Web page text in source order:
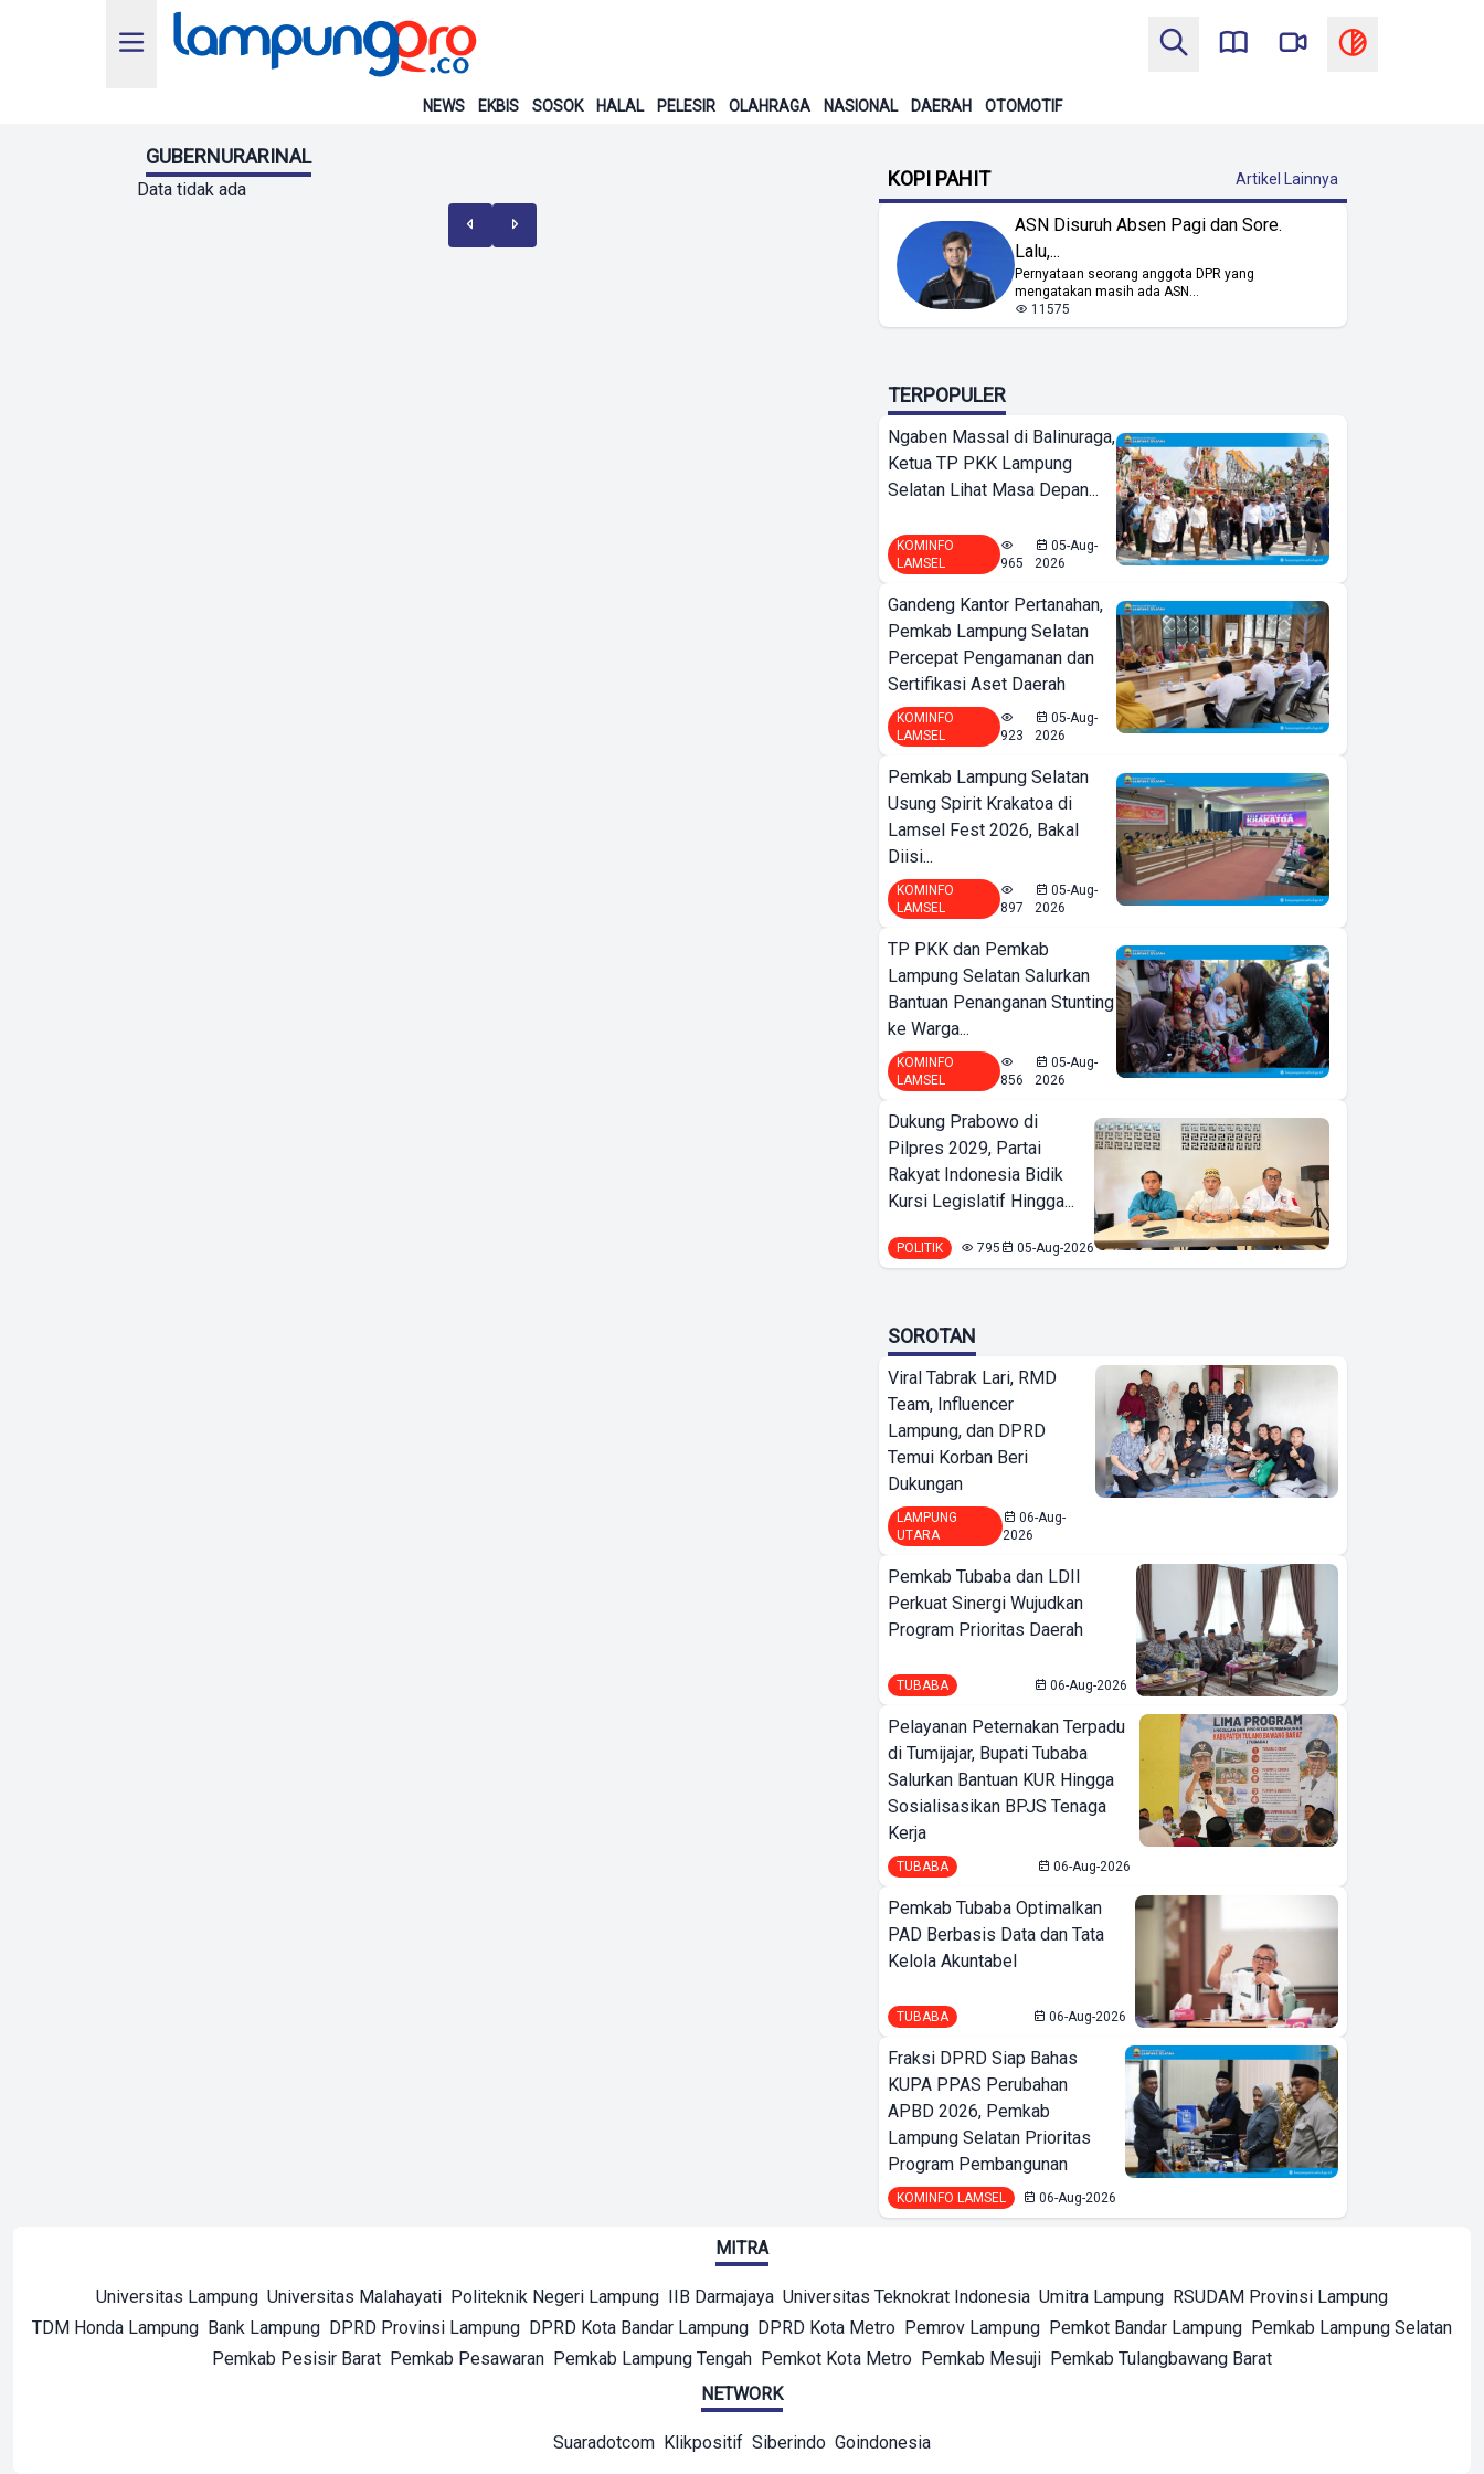
NEWS EKBIS SOSOK HALAL PELESIR OLAHRAGA NASIONAL DAERAH OTOMOTIF
GUBERNURARINAL
Data tidak ada KOPI PAHIT Artikel Lainnya
ASN Disuruh Absen Pagi dan Sore.
Lalu,...
Pernyataan seorang anggota DPR yang
mengatakan masih ada ASN...
11575
TERPOPULER
Ngaben Massal di Balinuraga,
Ketua TP PKK Lampung
Selatan Lihat Masa Depan...
KOMINFO
LAMSEL
965
05-Aug-
2026
Gandeng Kantor Pertanahan,
Pemkab Lampung Selatan
Percepat Pengamanan dan
Sertifikasi Aset Daerah
KOMINFO
LAMSEL
923
05-Aug-
2026
Pemkab Lampung Selatan
Usung Spirit Krakatoa di
Lamsel Fest 2026, Bakal
Diisi...
KOMINFO
LAMSEL
897
05-Aug-
2026
TP PKK dan Pemkab
Lampung Selatan Salurkan
Bantuan Penanganan Stunting
ke Warga...
KOMINFO
LAMSEL
856
05-Aug-
2026
Dukung Prabowo di
Pilpres 2029, Partai
Rakyat Indonesia Bidik
Kursi Legislatif Hingga...
POLITIK 795 05-Aug-2026
SOROTAN
Viral Tabrak Lari, RMD
Team, Influencer
Lampung, dan DPRD
Temui Korban Beri
Dukungan
LAMPUNG
UTARA
06-Aug-
2026
Pemkab Tubaba dan LDII
Perkuat Sinergi Wujudkan
Program Prioritas Daerah
TUBABA 06-Aug-2026
Pelayanan Peternakan Terpadu
di Tumijajar, Bupati Tubaba
Salurkan Bantuan KUR Hingga
Sosialisasikan BPJS Tenaga
Kerja
TUBABA 06-Aug-2026
Pemkab Tubaba Optimalkan
PAD Berbasis Data dan Tata
Kelola Akuntabel
TUBABA 06-Aug-2026
Fraksi DPRD Siap Bahas
KUPA PPAS Perubahan
APBD 2026, Pemkab
Lampung Selatan Prioritas
Program Pembangunan
KOMINFO LAMSEL 06-Aug-2026
MITRA
Universitas Lampung Universitas Malahayati Politeknik Negeri Lampung IIB Darmajaya Universitas Teknokrat Indonesia Umitra Lampung RSUDAM Provinsi Lampung
TDM Honda Lampung Bank Lampung DPRD Provinsi Lampung DPRD Kota Bandar Lampung DPRD Kota Metro Pemrov Lampung Pemkot Bandar Lampung Pemkab Lampung Selatan
Pemkab Pesisir Barat Pemkab Pesawaran Pemkab Lampung Tengah Pemkot Kota Metro Pemkab Mesuji Pemkab Tulangbawang Barat
NETWORK
Suaradotcom Klikpositif Siberindo Goindonesia